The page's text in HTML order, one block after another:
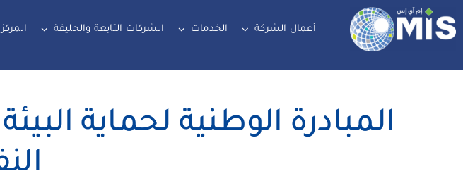
to
أعمال الشركة الخدمات الشركات التابعة والحليفة
المبادرة الوطنية لحماية